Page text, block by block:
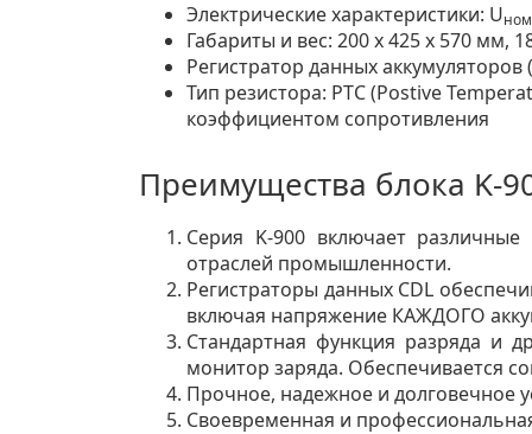
Электрические характеристики: Uном
Габариты и вес: 200 х 425 х 570 мм,
Регистратор данных
Тип резистора: PTC (Postive
коэффициентом сопротивления
Преимущества блока K-
Серия K-900 включает
отраслей промышленности.
Регистраторы данных CDL
включая напряжение КАЖДОГО
Стандартная функция разряда и
монитор заряда. Обеспечивается
Прочное, надежное и долговечное
Своевременная и